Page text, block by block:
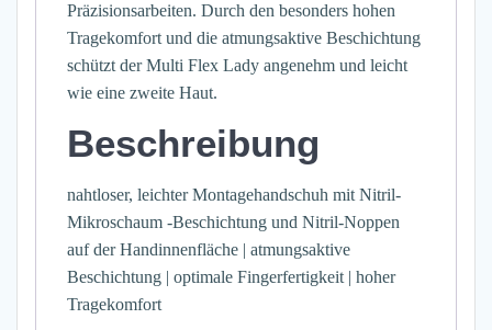
Präzisionsarbeiten. Durch den besonders hohen
Tragekomfort und die atmungsaktive Beschichtung
schützt der Multi Flex Lady angenehm und leicht
wie eine zweite Haut.
Beschreibung
nahtloser, leichter Montagehandschuh mit Nitril-
Mikroschaum -Beschichtung und Nitril-Noppen
auf der Handinnenfläche | atmungsaktive
Beschichtung | optimale Fingerfertigkeit | hoher
Tragekomfort